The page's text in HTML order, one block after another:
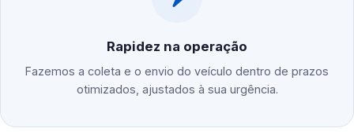
Rapidez na operação
Fazemos a coleta e o envio do veículo dentro de prazos
otimizados, ajustados à sua urgência.